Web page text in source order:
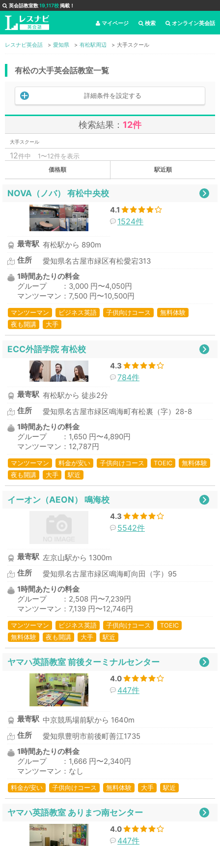
英会話教室数19,117校掲載！
オンライン英会話
検索
マイページ
レスナビ英会話 愛知県 有松駅周辺 大手スクール
有松の大手英会話教室一覧
詳細条件を設定する
検索結果： 12件
大手スクール
12件中 1〜12件を表示
価格順 駅近順
NOVA（ノバ） 有松中央校
4.1
1524件
最寄駅 有松駅から 890m
住所
愛知県名古屋市緑区有松愛宕313
1時間あたりの料金
グループ ：3,000 円〜4,050円
マンツーマン：7,500 円〜10,500円
マンツーマン ビジネス英語 子供向けコース
無料体験
夜も開講
大手
ECC外語学院 有松校
4.3
784件
最寄駅 有松駅から 徒歩2分
住所
愛知県名古屋市緑区鳴海町有松裏（字）28-8
1時間あたりの料金
グループ ：1,650 円〜4,890円
マンツーマン：12,787円
マンツーマン 料金が安い 子供向けコース TOEIC
無料体験
夜も開講
大手 駅近
イーオン（AEON） 鳴海校
4.3
5542件
最寄駅 左京山駅から 1300m
住所
愛知県名古屋市緑区鳴海町向田（字）95
1時間あたりの料金
グループ ：2,508 円〜7,239円
マンツーマン：7,139 円〜12,746円
マンツーマン ビジネス英語 子供向けコース
TOEIC
無料体験
夜も開講 大手 駅近
ヤマハ英語教室 前後ターミナルセンター
4.0
447件
最寄駅 中京競馬場前駅から 1640m
住所
愛知県豊明市前後町善江1735
1時間あたりの料金
グループ ：1,666 円〜2,340円
マンツーマン：なし
料金が安い 子供向けコース 無料体験 大手 駅近
ヤマハ英語教室 ありまつ南センター
4.0
447件